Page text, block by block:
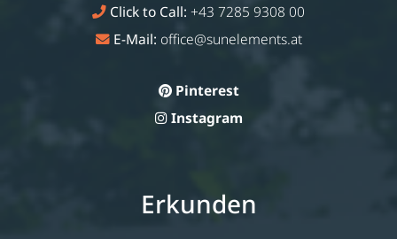
Click to Call: +43 7285 9308 00
E-Mail: office@sunelements.at
Pinterest
Instagram
Erkunden